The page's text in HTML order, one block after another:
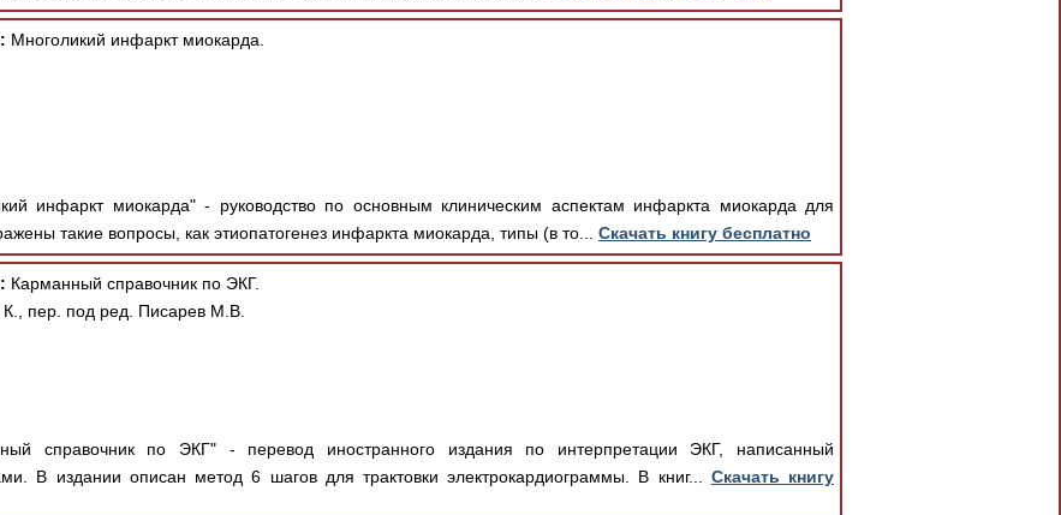
Многоликий инфаркт миокарда.
инфаркт миокарда" - руководство по основным клиническим аспектам инфаркта миокарда для
такие вопросы, как этиопатогенез инфаркта миокарда, типы (в то... Скачать книгу бесплатно
Карманный справочник по ЭКГ.
пер. под ред. Писарев М.В.
справочник по ЭКГ" - перевод иностранного издания по интерпретации ЭКГ, написанный
В издании описан метод 6 шагов для трактовки электрокардиограммы. В книг... Скачать книгу